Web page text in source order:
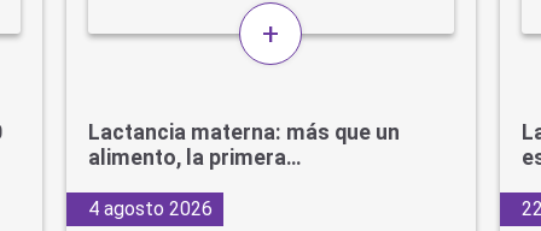
+
Lactancia materna: más que un
alimento, la primera…
4 agosto 2026